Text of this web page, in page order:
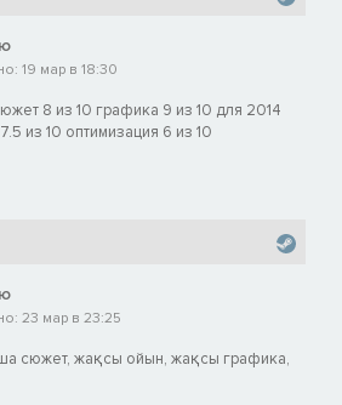
19 мар в 18:30
8 из 10 графика 9 из 10 для 2014
из 10 оптимизация 6 из 10
23 мар в 23:25
сюжет, жақсы ойын, жақсы графика,